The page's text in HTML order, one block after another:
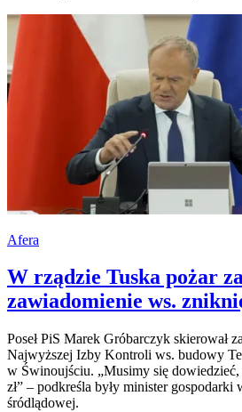
Afera
W rządzie Tuska pożar
zawiadomienie ws.
Poseł PiS Marek Gróbarczyk skierował
Najwyższej Izby Kontroli ws. budowy
w Świnoujściu. „Musimy się dowiedzieć,
zł” – podkreśla były minister gospodarki
śródlądowej.